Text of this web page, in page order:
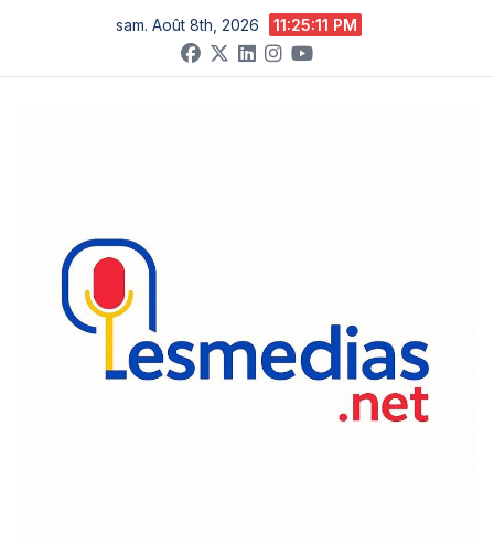
content
sam. Août 8th, 2026 11:25:12 PM